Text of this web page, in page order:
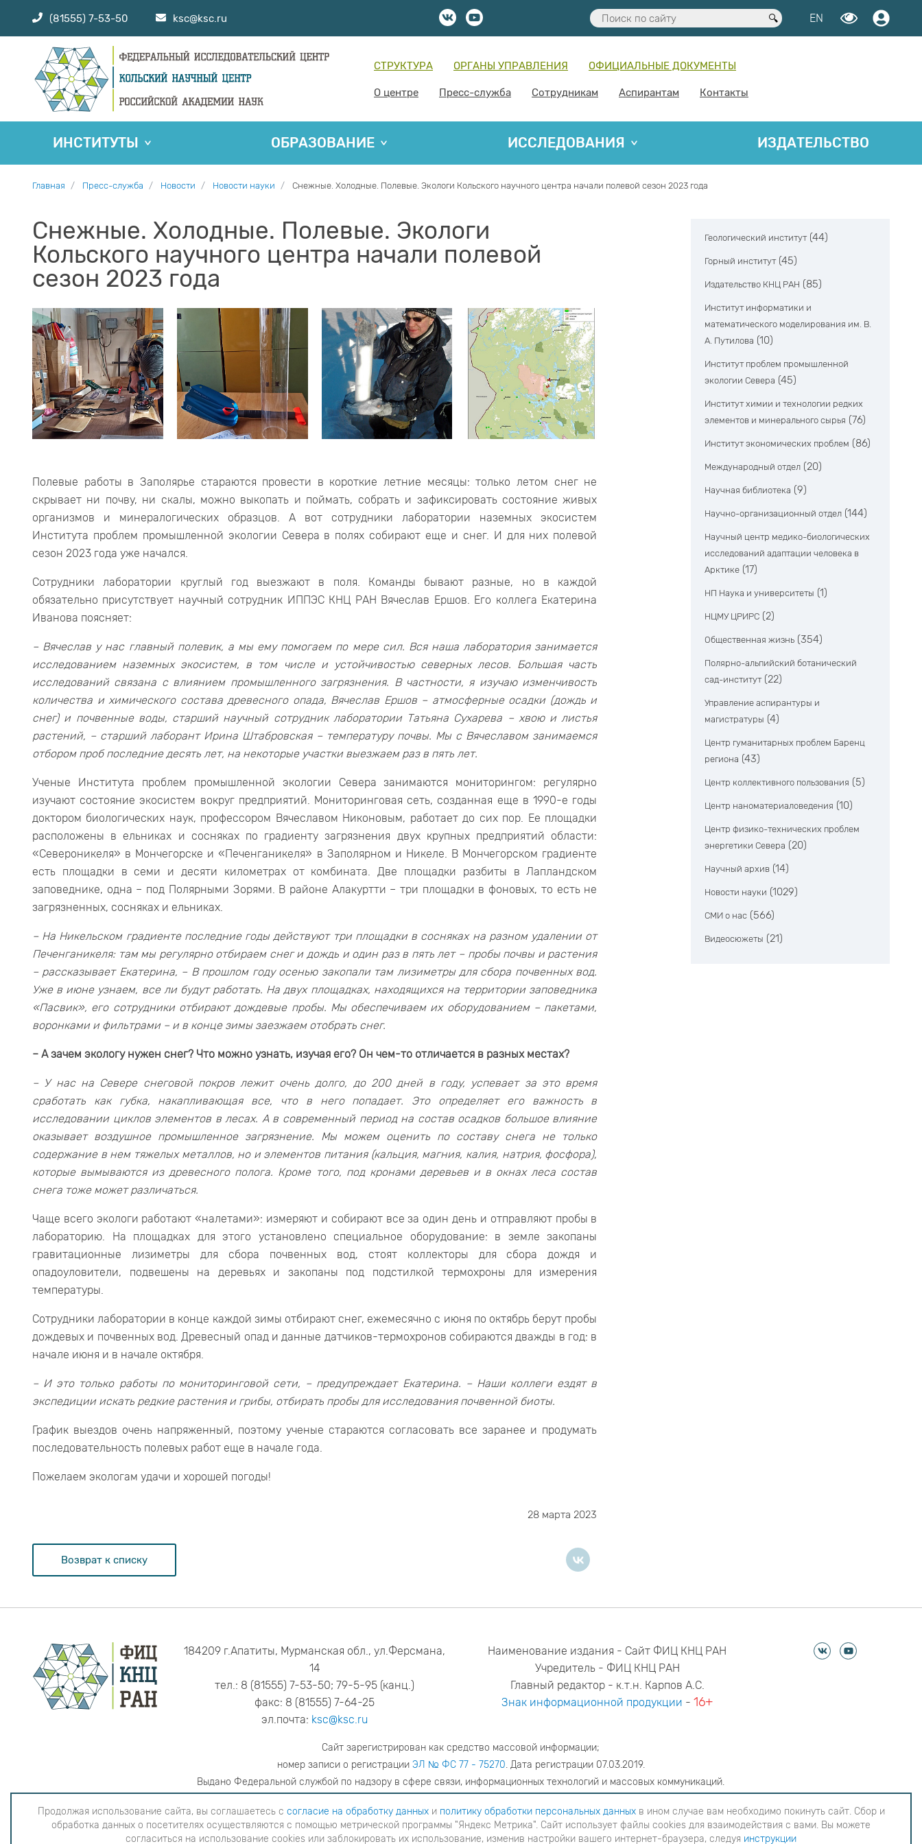
(81555) 7-53-50 ksc@ksc.ru EN
СТРУКТУРА ОРГАНЫ УПРАВЛЕНИЯ ОФИЦИАЛЬНЫЕ ДОКУМЕНТЫ
О центре Пресс-служба Сотрудникам Аспирантам Контакты
ИНСТИТУТЫ ОБРАЗОВАНИЕ ИССЛЕДОВАНИЯ ИЗДАТЕЛЬСТВО
Главная Пресс-служба Новости Новости науки Снежные. Холодные. Полевые. Экологи Кольского научного центра начали полевой сезон 2023 года
Снежные. Холодные. Полевые. Экологи
Кольского научного центра начали полевой
сезон 2023 года
Полевые работы в Заполярье стараются провести в короткие летние месяцы: только летом снег не
скрывает ни почву, ни скалы, можно выкопать и поймать, собрать и зафиксировать состояние живых
организмов и минералогических образцов. А вот сотрудники лаборатории наземных экосистем
Института проблем промышленной экологии Севера в полях собирают еще и снег. И для них полевой
сезон 2023 года уже начался.
Сотрудники лаборатории круглый год выезжают в поля. Команды бывают разные, но в каждой
обязательно присутствует научный сотрудник ИППЭС КНЦ РАН Вячеслав Ершов. Его коллега Екатерина
Иванова поясняет:
– Вячеслав у нас главный полевик, а мы ему помогаем по мере сил. Вся наша лаборатория занимается
исследованием наземных экосистем, в том числе и устойчивостью северных лесов. Большая часть
исследований связана с влиянием промышленного загрязнения. В частности, я изучаю изменчивость
количества и химического состава древесного опада, Вячеслав Ершов – атмосферные осадки (дождь и
снег) и почвенные воды, старший научный сотрудник лаборатории Татьяна Сухарева – хвою и листья
растений, – старший лаборант Ирина Штабровская – температуру почвы. Мы с Вячеславом занимаемся
отбором проб последние десять лет, на некоторые участки выезжаем раз в пять лет.
Ученые Института проблем промышленной экологии Севера занимаются мониторингом: регулярно
изучают состояние экосистем вокруг предприятий. Мониторинговая сеть, созданная еще в 1990-е годы
доктором биологических наук, профессором Вячеславом Никоновым, работает до сих пор. Ее площадки
расположены в ельниках и сосняках по градиенту загрязнения двух крупных предприятий области:
«Североникеля» в Мончегорске и «Печенганикеля» в Заполярном и Никеле. В Мончегорском градиенте
есть площадки в семи и десяти километрах от комбината. Две площадки разбиты в Лапландском
заповеднике, одна – под Полярными Зорями. В районе Алакуртти – три площадки в фоновых, то есть не
загрязненных, сосняках и ельниках.
– На Никельском градиенте последние годы действуют три площадки в сосняках на разном удалении от
Печенганикеля: там мы регулярно отбираем снег и дождь и один раз в пять лет – пробы почвы и растения
– рассказывает Екатерина, – В прошлом году осенью закопали там лизиметры для сбора почвенных вод.
Уже в июне узнаем, все ли будут работать. На двух площадках, находящихся на территории заповедника
«Пасвик», его сотрудники отбирают дождевые пробы. Мы обеспечиваем их оборудованием – пакетами,
воронками и фильтрами – и в конце зимы заезжаем отобрать снег.
– А зачем экологу нужен снег? Что можно узнать, изучая его? Он чем-то отличается в разных местах?
– У нас на Севере снеговой покров лежит очень долго, до 200 дней в году, успевает за это время
сработать как губка, накапливающая все, что в него попадает. Это определяет его важность в
исследовании циклов элементов в лесах. А в современный период на состав осадков большое влияние
оказывает воздушное промышленное загрязнение. Мы можем оценить по составу снега не только
содержание в нем тяжелых металлов, но и элементов питания (кальция, магния, калия, натрия, фосфора),
которые вымываются из древесного полога. Кроме того, под кронами деревьев и в окнах леса состав
снега тоже может различаться.
Чаще всего экологи работают «налетами»: измеряют и собирают все за один день и отправляют пробы в
лабораторию. На площадках для этого установлено специальное оборудование: в земле закопаны
гравитационные лизиметры для сбора почвенных вод, стоят коллекторы для сбора дождя и
опадоуловители, подвешены на деревьях и закопаны под подстилкой термохроны для измерения
температуры.
Cотрудники лаборатории в конце каждой зимы отбирают снег, ежемесячно с июня по октябрь берут пробы
дождевых и почвенных вод. Древесный опад и данные датчиков-термохронов собираются дважды в год: в
начале июня и в начале октября.
– И это только работы по мониторинговой сети, – предупреждает Екатерина. – Наши коллеги ездят в
экспедиции искать редкие растения и грибы, отбирать пробы для исследования почвенной биоты.
График выездов очень напряженный, поэтому ученые стараются согласовать все заранее и продумать
последовательность полевых работ еще в начале года.
Пожелаем экологам удачи и хорошей погоды!
28 марта 2023
Возврат к списку
Геологический институт (44)
Горный институт (45)
Издательство КНЦ РАН (85)
Институт информатики и
математического моделирования им. В.
А. Путилова (10)
Институт проблем промышленной
экологии Севера (45)
Институт химии и технологии редких
элементов и минерального сырья (76)
Институт экономических проблем (86)
Международный отдел (20)
Научная библиотека (9)
Научно-организационный отдел (144)
Научный центр медико-биологических
исследований адаптации человека в
Арктике (17)
НП Наука и университеты (1)
НЦМУ ЦРИРС (2)
Общественная жизнь (354)
Полярно-альпийский ботанический
сад-институт (22)
Управление аспирантуры и
магистратуры (4)
Центр гуманитарных проблем Баренц
региона (43)
Центр коллективного пользования (5)
Центр наноматериаловедения (10)
Центр физико-технических проблем
энергетики Севера (20)
Научный архив (14)
Новости науки (1029)
СМИ о нас (566)
Видеосюжеты (21)
184209 г.Апатиты, Мурманская обл., ул.Ферсмана,
14
тел.: 8 (81555) 7-53-50; 79-5-95 (канц.)
факс: 8 (81555) 7-64-25
эл.почта: ksc@ksc.ru
Наименование издания - Сайт ФИЦ КНЦ РАН
Учредитель - ФИЦ КНЦ РАН
Главный редактор - к.т.н. Карпов А.С.
Знак информационной продукции -16+
Сайт зарегистрирован как средство массовой информации;
номер записи о регистрации ЭЛ № ФС 77 - 75270. Дата регистрации 07.03.2019.
Выдано Федеральной службой по надзору в сфере связи, информационных технологий и массовых коммуникаций.
адрес редакцииya.stogova@ksc.ru телефон редакции81555-79-516
Продолжая использование сайта, вы соглашаетесь с согласие на обработку данных
в ином случае вам необходимо покинуть сайт. Сбор и обработка
Продолжая использование сайта, вы соглашаетесь с согласие на обработку данныхи политику обработки персональных данныхв ином случае вам необходимо покинуть сайт. Сбор и
обработка данных о посетителях осуществляются с помощью метрической программы "Яндекс Метрика". Сайт использует файлы cookies для взаимодействия с вами. Вы можете
согласиться на использование cookies или заблокировать их использование, изменив настройки вашего интернет-браузера, следуя инструкции